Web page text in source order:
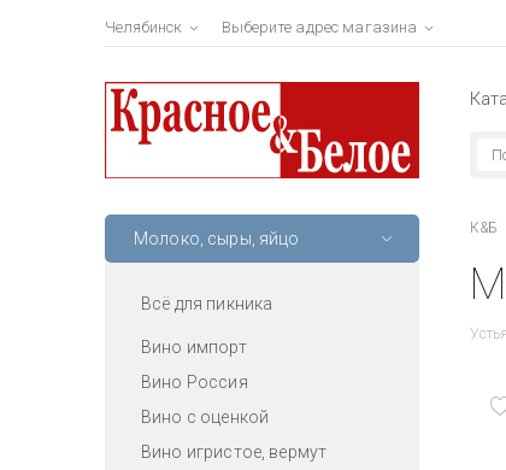
Челябинск Выберите адрес магазина
Молоко, сыры, яйцо
Всё для пикника
Вино импорт
Вино Россия
Вино с оценкой
Вино игристое, вермут
К&Б